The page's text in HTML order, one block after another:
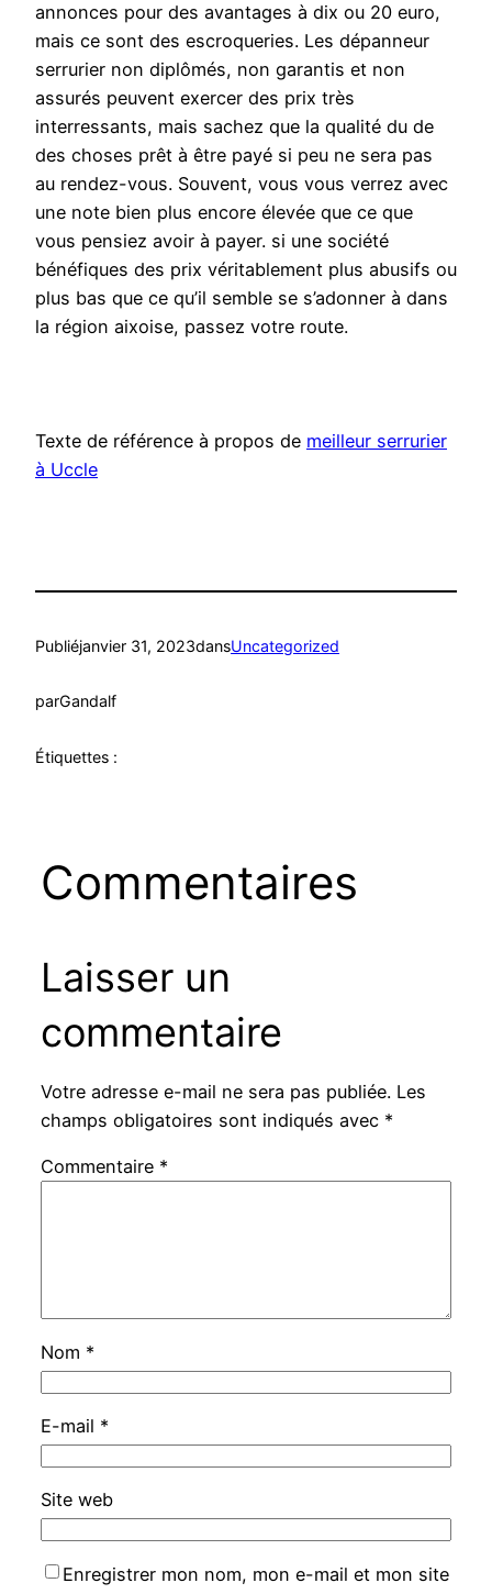
annonces pour des avantages à dix ou 20 euro,
mais ce sont des escroqueries. Les dépanneur
serrurier non diplômés, non garantis et non
assurés peuvent exercer des prix très
interressants, mais sachez que la qualité du de
des choses prêt à être payé si peu ne sera pas
au rendez-vous. Souvent, vous vous verrez avec
une note bien plus encore élevée que ce que
vous pensiez avoir à payer. si une société
bénéfiques des prix véritablement plus abusifs ou
plus bas que ce qu’il semble se s’adonner à dans
la région aixoise, passez votre route.
Texte de référence à propos de meilleur serrurier
à Uccle
Publiéjanvier 31, 2023dansUncategorized
parGandalf
Étiquettes :
Commentaires
Laisser un
commentaire
Votre adresse e-mail ne sera pas publiée. Les
champs obligatoires sont indiqués avec *
Commentaire *
Nom *
E-mail *
Site web
Enregistrer mon nom, mon e-mail et mon site